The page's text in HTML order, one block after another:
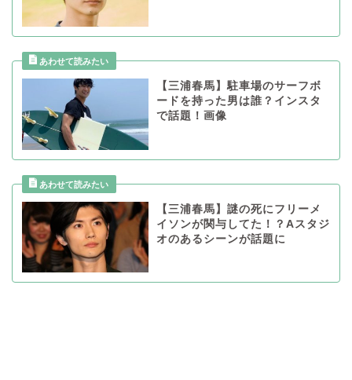
【三浦春馬】駐車場のサーフボ
ードを持った男は誰？インスタ
で話題！画像
【三浦春馬】謎の死にフリーメ
イソンが関与してた！？Aスタジ
オのあるシーンが話題に